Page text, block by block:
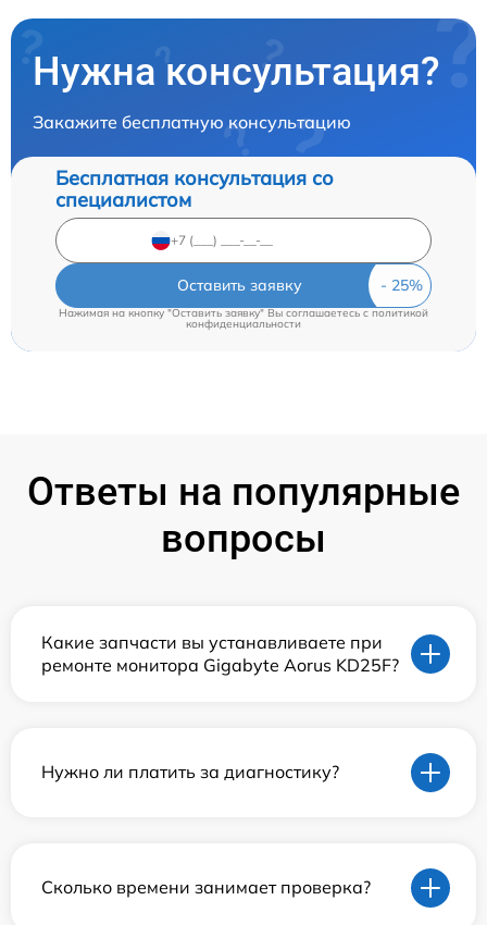
Нужна консультация?
Закажите бесплатную консультацию
Бесплатная консультация со
специалистом
Оставить заявку
Нажимая на кнопку "Оставить заявку" Вы соглашаетесь cполитикой
конфиденциальности
Ответы на популярные
вопросы
Какие запчасти вы устанавливаете при
ремонте монитора Gigabyte Aorus KD25F?
Нужно ли платить за диагностику?
Сколько времени занимает проверка?